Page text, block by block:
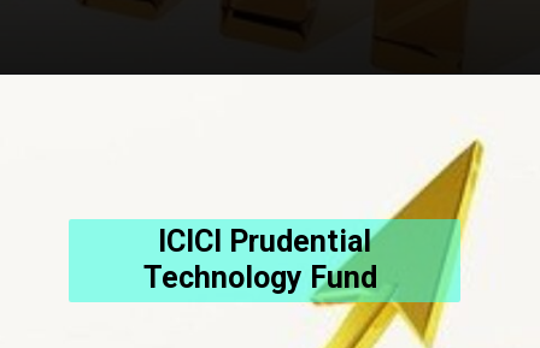
ICICI Prudential
Technology Fund